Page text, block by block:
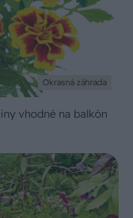
Okrasná záhrada
vhodné na balkón